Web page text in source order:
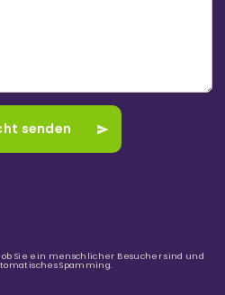
Sie ein menschlicher Besucher sind und
Spamming.